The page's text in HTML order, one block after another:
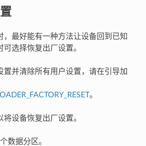
，最好能有一种方法让设备回到已知
可选择恢复出厂设置。
置并清除所有用户设置，请在引导加
。
设备恢复出厂设置。
数据分区。